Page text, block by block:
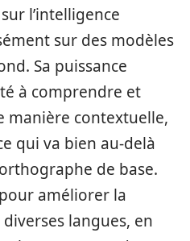
l’intelligence
sur des modèles
Sa puissance
à comprendre et
manière contextuelle,
qui va bien au-delà
de base.
améliorer la
langues, en